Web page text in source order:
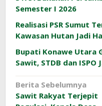
Semester I 2026
Realisasi PSR Sumut
Kawasan Hutan Jadi
Bupati Konawe Utara
Sawit, STDB dan ISPO
Navigasi
pos
Berita Sebelumnya
Sawit Rakyat Terjepit